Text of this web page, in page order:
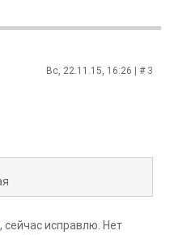
Вс, 22.11.15, 16:26 | # 3
, сейчас исправлю. Нет